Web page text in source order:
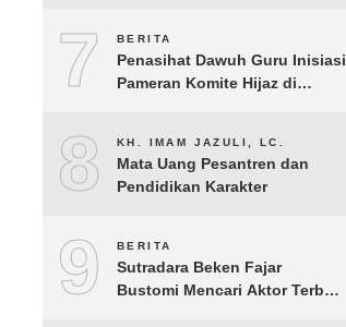
7 BERITA
Penasihat Dawuh Guru Inisiasi
Pameran Komite Hijaz di
8 KH. IMAM JAZULI, LC.
Mata Uang Pesantren dan
Pendidikan Karakter
9 BERITA
Sutradara Beken Fajar
Bustomi Mencari Aktor Terbaik